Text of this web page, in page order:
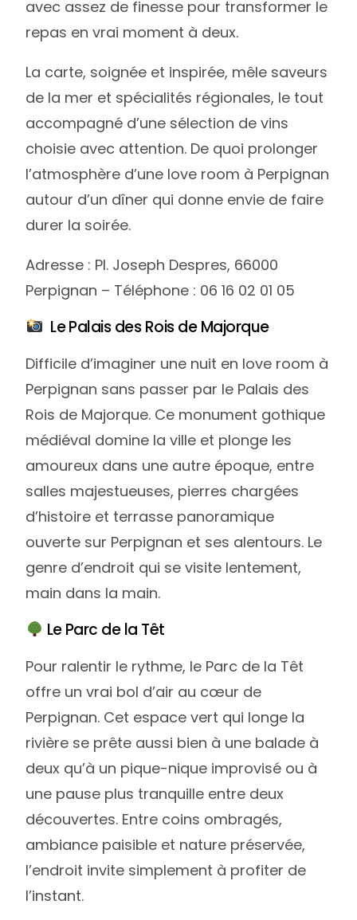
avec assez de finesse pour transformer le
repas en vrai moment à deux.
La carte, soignée et inspirée, mêle saveurs
de la mer et spécialités régionales, le tout
accompagné d’une sélection de vins
choisie avec attention. De quoi prolonger
l’atmosphère d’une love room à Perpignan
autour d’un dîner qui donne envie de faire
durer la soirée.
Adresse : Pl. Joseph Despres, 66000
Perpignan – Téléphone : 06 16 02 01 05
Le Palais des Rois de Majorque
Difficile d’imaginer une nuit en love room à
Perpignan sans passer par le Palais des
Rois de Majorque. Ce monument gothique
médiéval domine la ville et plonge les
amoureux dans une autre époque, entre
salles majestueuses, pierres chargées
d’histoire et terrasse panoramique
ouverte sur Perpignan et ses alentours. Le
genre d’endroit qui se visite lentement,
main dans la main.
Le Parc de la Têt
Pour ralentir le rythme, le Parc de la Têt
offre un vrai bol d’air au cœur de
Perpignan. Cet espace vert qui longe la
rivière se prête aussi bien à une balade à
deux qu’à un pique-nique improvisé ou à
une pause plus tranquille entre deux
découvertes. Entre coins ombragés,
ambiance paisible et nature préservée,
l’endroit invite simplement à profiter de
l’instant.